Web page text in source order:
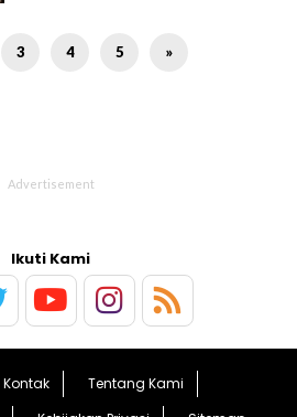
3 4 5 »
Ikuti Kami
Kontak
Tentang Kami